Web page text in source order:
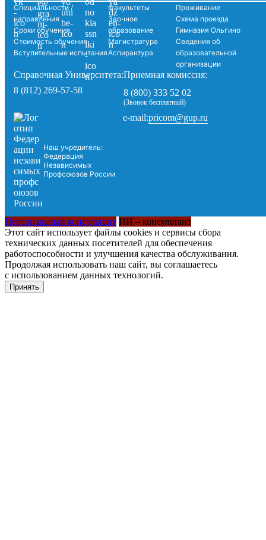
Специальности /
направления
Сроки обучения
Стоимость обучения
Вступительные испытания
Факультеты
Заочное
образование
Магистратура
Аспирантура
Проживание
Схема проезда
Гимназия Ольгино
Сведения об
образовательной
организации
Справочная Университета:
8 (812) 269-57-58
Приемная комиссия:
8 (800) 333 52 02
(Звонок бесплатный)
Наш учредитель:
Федерация
Независимых
Профсоюзов России
e-mail:pricom@gup.ru
Персональный консультант ИИ – консультант
Этот сайт использует файлы cookies и сервисы сбора
технических данных посетителей для обеспечения
работоспособности и улучшения качества обслуживания.
Продолжая использовать наш сайт, вы соглашаетесь
с использованием данных технологий.
Принять